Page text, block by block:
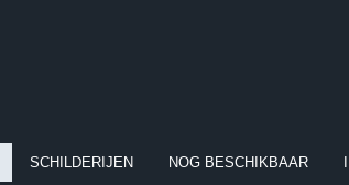
SCHILDERIJEN NOG BESCHIKBAAR